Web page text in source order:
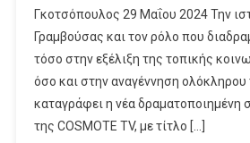
Γκοτσόπουλος 29 Μαΐου 2024 Την
Γραμβούσας και τον ρόλο που
τόσο στην εξέλιξη της τοπικής
όσο και στην αναγέννηση ολόκληρου
καταγράφει η νέα δραματοποιημένη
της COSMOTE TV, με τίτλο […]